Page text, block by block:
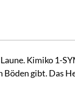
Kimiko 1-
Böden gibt.